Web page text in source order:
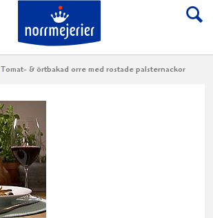
Till Norrmejerier
Tomat- & örtbakad orre med rostade palsternackor